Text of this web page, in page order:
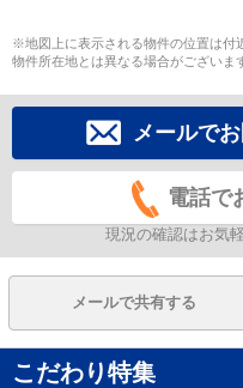
※地図上に表示される物件の位置は付
物件所在地とは異なる場合がございま
メールで
電話で
現況の確認はお気
メールで共有する
こだわり特集